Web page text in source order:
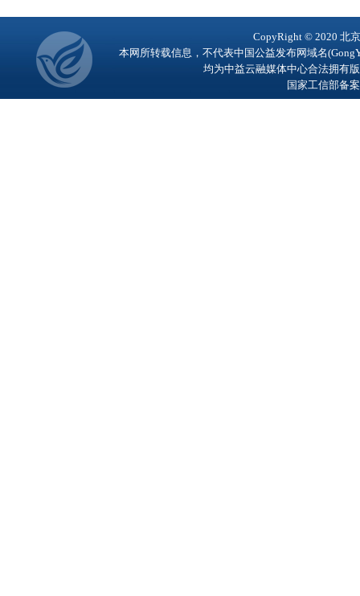
CopyRight © 2020 北
本网所转载信息，不代表中国公益发布网域名
均为中益云融媒体中心合法拥有
国家工信部备